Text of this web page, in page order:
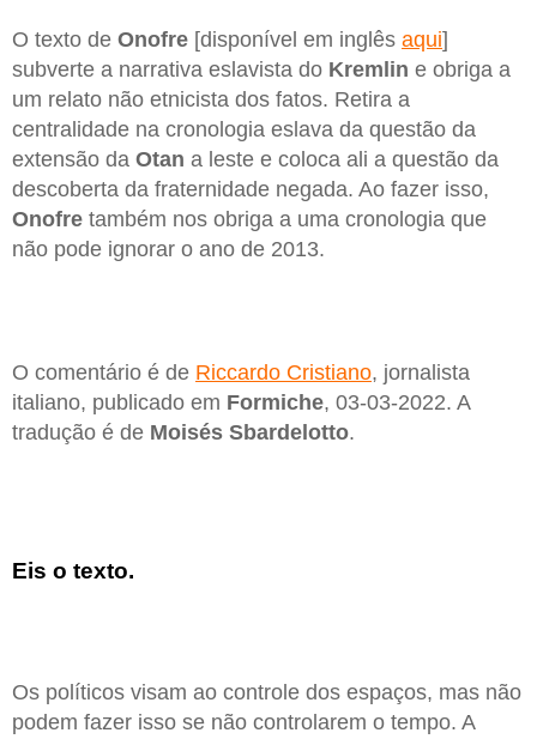
O texto de Onofre [disponível em inglês aqui]
subverte a narrativa eslavista do Kremlin e obriga a
um relato não etnicista dos fatos. Retira a
centralidade na cronologia eslava da questão da
extensão da Otan a leste e coloca ali a questão da
descoberta da fraternidade negada. Ao fazer isso,
Onofre também nos obriga a uma cronologia que
não pode ignorar o ano de 2013.
O comentário é de Riccardo Cristiano, jornalista
italiano, publicado em Formiche, 03-03-2022. A
tradução é de Moisés Sbardelotto.
Eis o texto.
Os políticos visam ao controle dos espaços, mas não
podem fazer isso se não controlarem o tempo. A